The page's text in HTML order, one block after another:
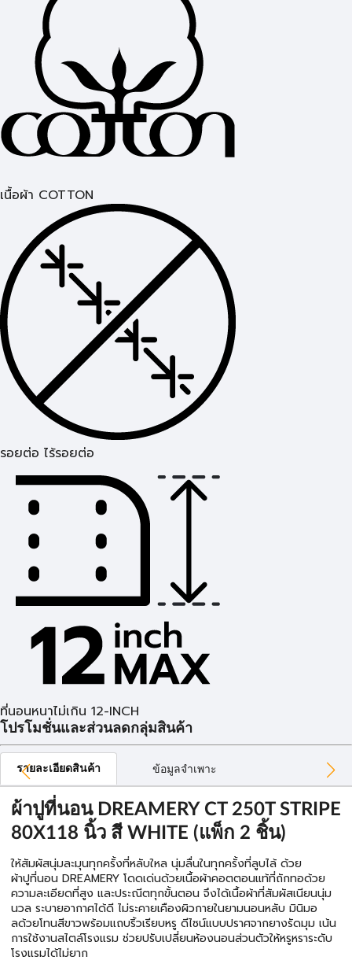
เนื้อผ้า COTTON
รอยต่อ ไร้รอยต่อ
ที่นอนหนาไม่เกิน 12-INCH
โปรโมชั่นและส่วนลดกลุ่มสินค้า
รายละเอียดสินค้า ข้อมูลจำเพาะ
ผ้าปูที่นอน DREAMERY CT 250T STRIPE
80X118 นิ้ว สี WHITE (แพ็ก 2 ชิ้น)
ให้สัมผัสนุ่มละมุนทุกครั้งที่หลับใหล นุ่มลื่นในทุกครั้งที่ลูบไล้ ด้วย
ผ้าปูที่นอน DREAMERY โดดเด่นด้วยเนื้อผ้าคอตตอนแท้ที่ถักทอด้วย
ความละเอียดที่สูง และประณีตทุกขั้นตอน จึงได้เนื้อผ้าที่สัมผัสเนียนนุ่ม
นวล ระบายอากาศได้ดี ไม่ระคายเคืองผิวกายในยามนอนหลับ มินิมอ
ลด้วยโทนสีขาวพร้อมแถบริ้วเรียบหรู ดีไซน์แบบปราศจากยางรัดมุม เน้น
การใช้งานสไตล์โรงแรม ช่วยปรับเปลี่ยนห้องนอนส่วนตัวให้หรูหราระดับ
โรงแรมได้ไม่ยาก